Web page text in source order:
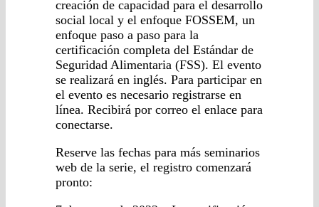
creación de capacidad para el desarrollo
social local y el enfoque FOSSEM, un
enfoque paso a paso para la
certificación completa del Estándar de
Seguridad Alimentaria (FSS). El evento
se realizará en inglés. Para participar en
el evento es necesario registrarse en
línea. Recibirá por correo el enlace para
conectarse.
Reserve las fechas para más seminarios
web de la serie, el registro comenzará
pronto: